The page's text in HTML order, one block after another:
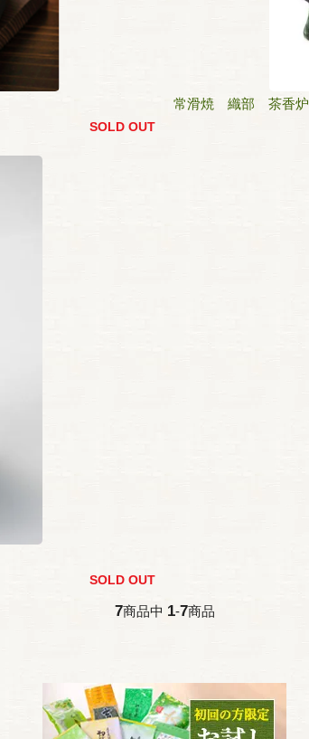
SOLD OUT
常滑焼 織部 茶香炉
SOLD OUT
7商品中 1-7商品